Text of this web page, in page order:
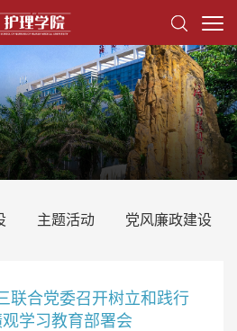
主题活动 党风廉政建设
联合党委召开树立和践行
学习教育部署会